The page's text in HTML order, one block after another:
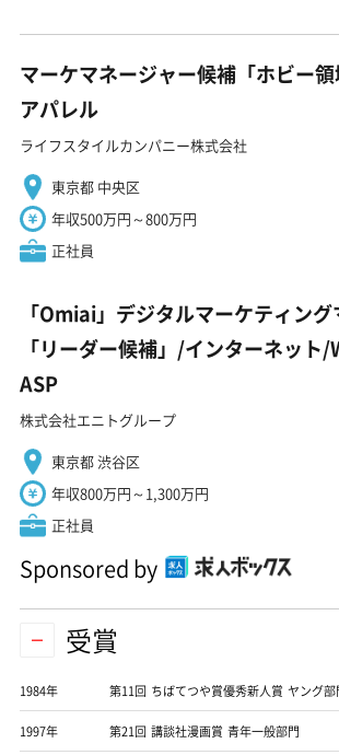
マーケマネージャー候補「ホビー
アパレル
ライフスタイルカンパニー株式会社
東京都 中央区
年収500万円～800万円
正社員
「Omiai」デジタルマーケティン
「リーダー候補」/インターネット/
ASP
株式会社エニトグループ
東京都 渋谷区
年収800万円～1,300万円
正社員
Sponsored by
受賞
1984年 第11回 ちばてつや賞優秀新人賞 ヤング部
1997年 第21回 講談社漫画賞 青年一般部門